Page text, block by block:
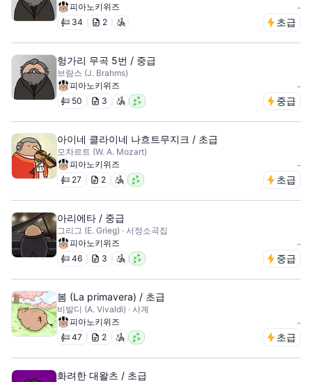
피아노키위즈
-
34 2 초급
헝가리 무곡 5번 / 중급
브람스 (J. Brahms)
피아노키위즈
-
50 3 중급
아이네 클라이네 나흐트무지크 / 초급
모차르트 (W. A. Mozart)
피아노키위즈
-
27 2 초급
아리에타 / 중급
그리그 (E. Grieg) · 서정소곡집
피아노키위즈
-
46 3 중급
봄 (La primavera) / 초급
비발디 (A. Vivaldi) · 사계
피아노키위즈
-
47 2 초급
화려한 대왈츠 / 초급